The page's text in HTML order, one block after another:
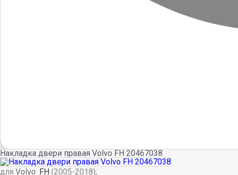
Накладка двери правая Volvo FH 20467038
для Volvo: FH (2005-2018);